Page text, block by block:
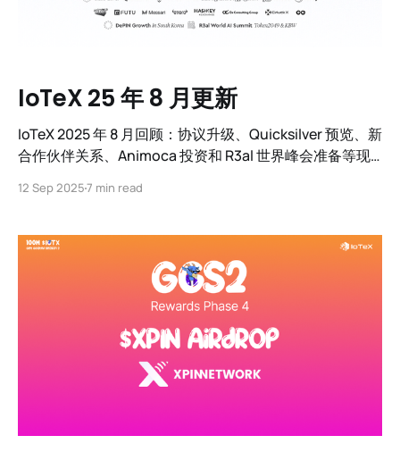
IoTeX 25 年 8 月更新
IoTeX 2025 年 8 月回顾：协议升级、Quicksilver 预览、新
合作伙伴关系、Animoca 投资和 R3al 世界峰会准备等现
12 Sep 20257 min read